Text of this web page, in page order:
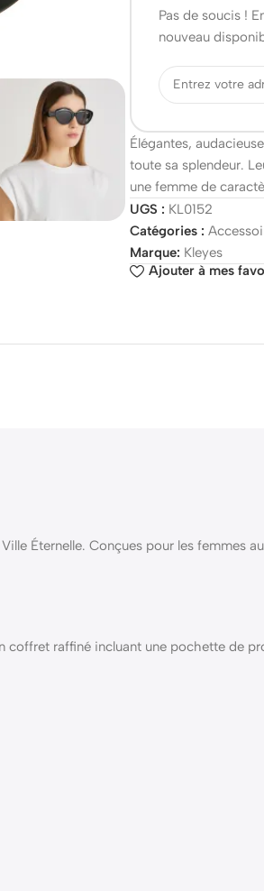
Pas de soucis !
nouveau
Élégantes,
toute sa splendeur.
une femme de
UGS : KL0152
Catégories :
Marque: Kleyes
Ajouter à mes
Éternelle. Conçues pour les
coffret raffiné incluant une pochette de